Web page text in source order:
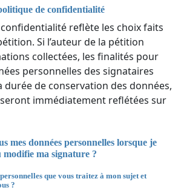
de confidentialité
reflète les choix faits
Si l’auteur de la pétition
collectées, les finalités pour
personnelles des signataires
durée de conservation des données,
immédiatement reflétées sur
mes données personnelles lorsque je
modifie ma signature ?
que vous traitez à mon sujet et
?